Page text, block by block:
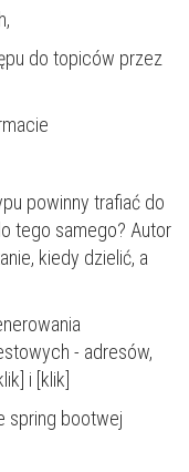
do topiców przez
powinny trafiać do
tego samego? Autor
kiedy dzielić, a
- adresów,
] i [ klik
spring bootwej